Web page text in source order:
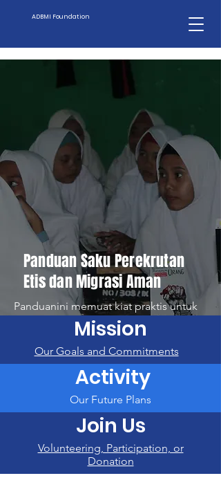
ADBMI Foundation
Panduan Saku Perekrutan
Etis dan Migrasi Aman
Panduanini memuat kiat praktis untuk
melindungi hakmu dan mejaga kamu
tetap aman saat tinggal dan bekerja di
luar negeri
UNDUH
Mission
Our Goals and Commitments
Activity
Our Future Plans
Join Us
Volunteering, Participation, or
Donation